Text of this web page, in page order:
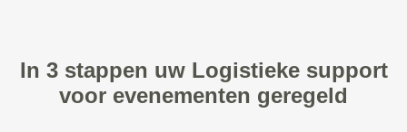
In 3 stappen uw Logistieke support
voor evenementen geregeld